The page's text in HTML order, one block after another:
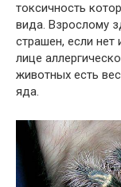
токсичность
вида. Взрослому
страшен, если нет
лице
животных есть
яда.